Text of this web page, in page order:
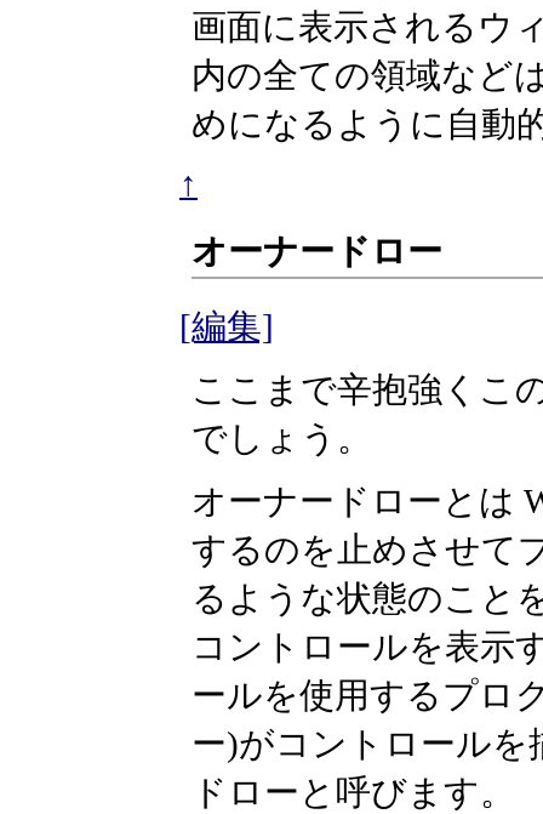
画面に表示されるウ
内の全ての領域など
めになるように自動
↑
オーナードロー
[編集]
ここまで辛抱強くこ
でしょう。
オーナードローとは
するのを止めさせて
るような状態のこと
コントロールを表示
ールを使用するプロ
ー)がコントロール
ドローと呼びます。